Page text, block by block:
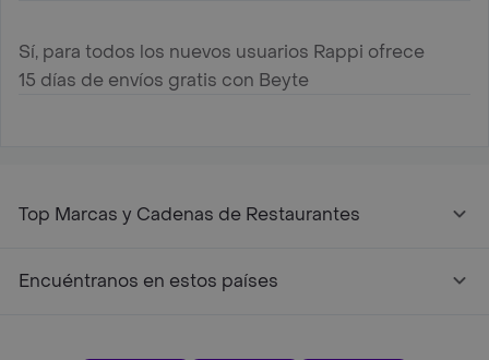
Sí, para todos los nuevos usuarios Rappi ofrece
15 días de envíos gratis con Beyte
Top Marcas y Cadenas de Restaurantes
Encuéntranos en estos países